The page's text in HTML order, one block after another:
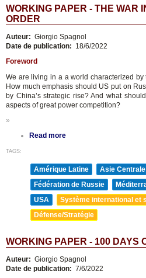
WORKING PAPER - THE WAR
ORDER
Auteur: Giorgio Spagnol
Date de publication: 18/6/2022
Foreword
We are living in a a world characterized
How much emphasis should US put on
by China’s strategic rise? And what
aspects of great power competition?
»
Read more
TAGS:
Amérique Latine Asie Centrale
Fédération de Russie
USA
Système international et
Défense/Stratégie
WORKING PAPER - 100 DAYS
Auteur: Giorgio Spagnol
Date de publication: 7/6/2022